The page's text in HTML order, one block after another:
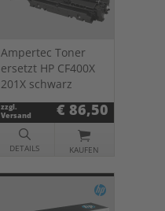
Ampertec Toner
ersetzt HP CF400X
201X schwarz
zzgl.
Versand
€ 86,50
DETAILS KAUFEN